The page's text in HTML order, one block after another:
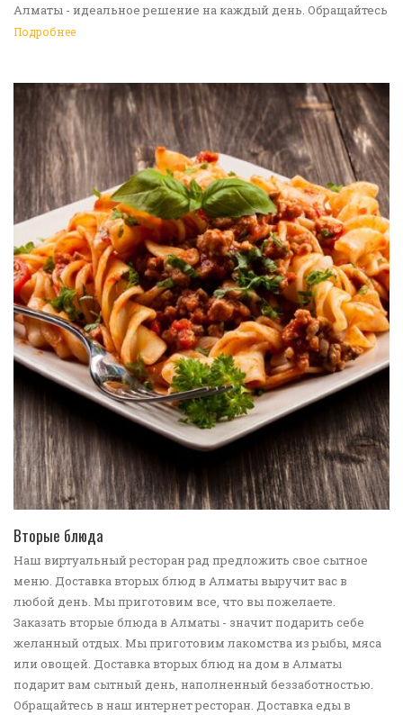
Алматы - идеальное решение на каждый день. Обращайтесь
к нам!
Подробнее
Вторые блюда
Наш виртуальный ресторан рад предложить свое сытное
меню. Доставка вторых блюд в Алматы выручит вас в
любой день. Мы приготовим все, что вы пожелаете.
Заказать вторые блюда в Алматы - значит подарить себе
желанный отдых. Мы приготовим лакомства из рыбы, мяса
или овощей. Доставка вторых блюд на дом в Алматы
подарит вам сытный день, наполненный беззаботностью.
Обращайтесь в наш интернет ресторан. Доставка еды в